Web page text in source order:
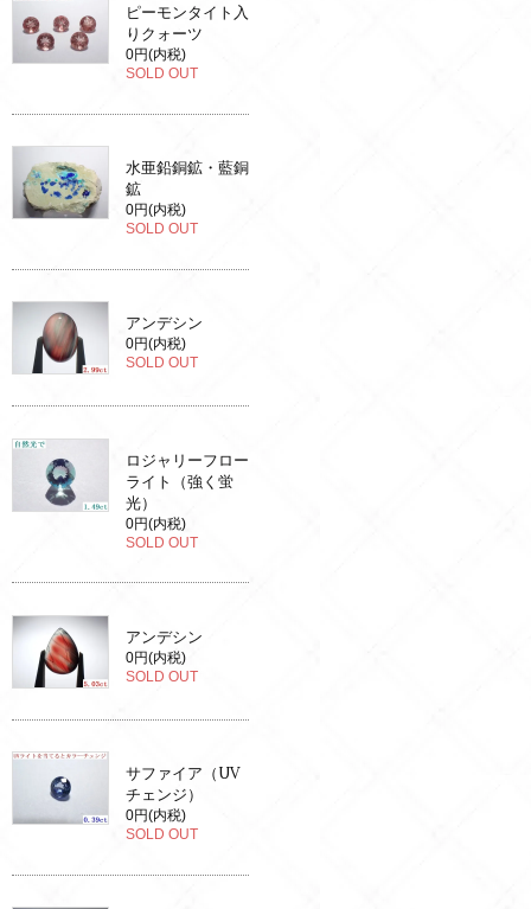
ピーモンタイト入
りクォーツ
0円(内税)
SOLD OUT
水亜鉛銅鉱・藍銅
鉱
0円(内税)
SOLD OUT
アンデシン
0円(内税)
SOLD OUT
ロジャリーフロー
ライト（強く蛍
光）
0円(内税)
SOLD OUT
アンデシン
0円(内税)
SOLD OUT
サファイア（UV
チェンジ）
0円(内税)
SOLD OUT